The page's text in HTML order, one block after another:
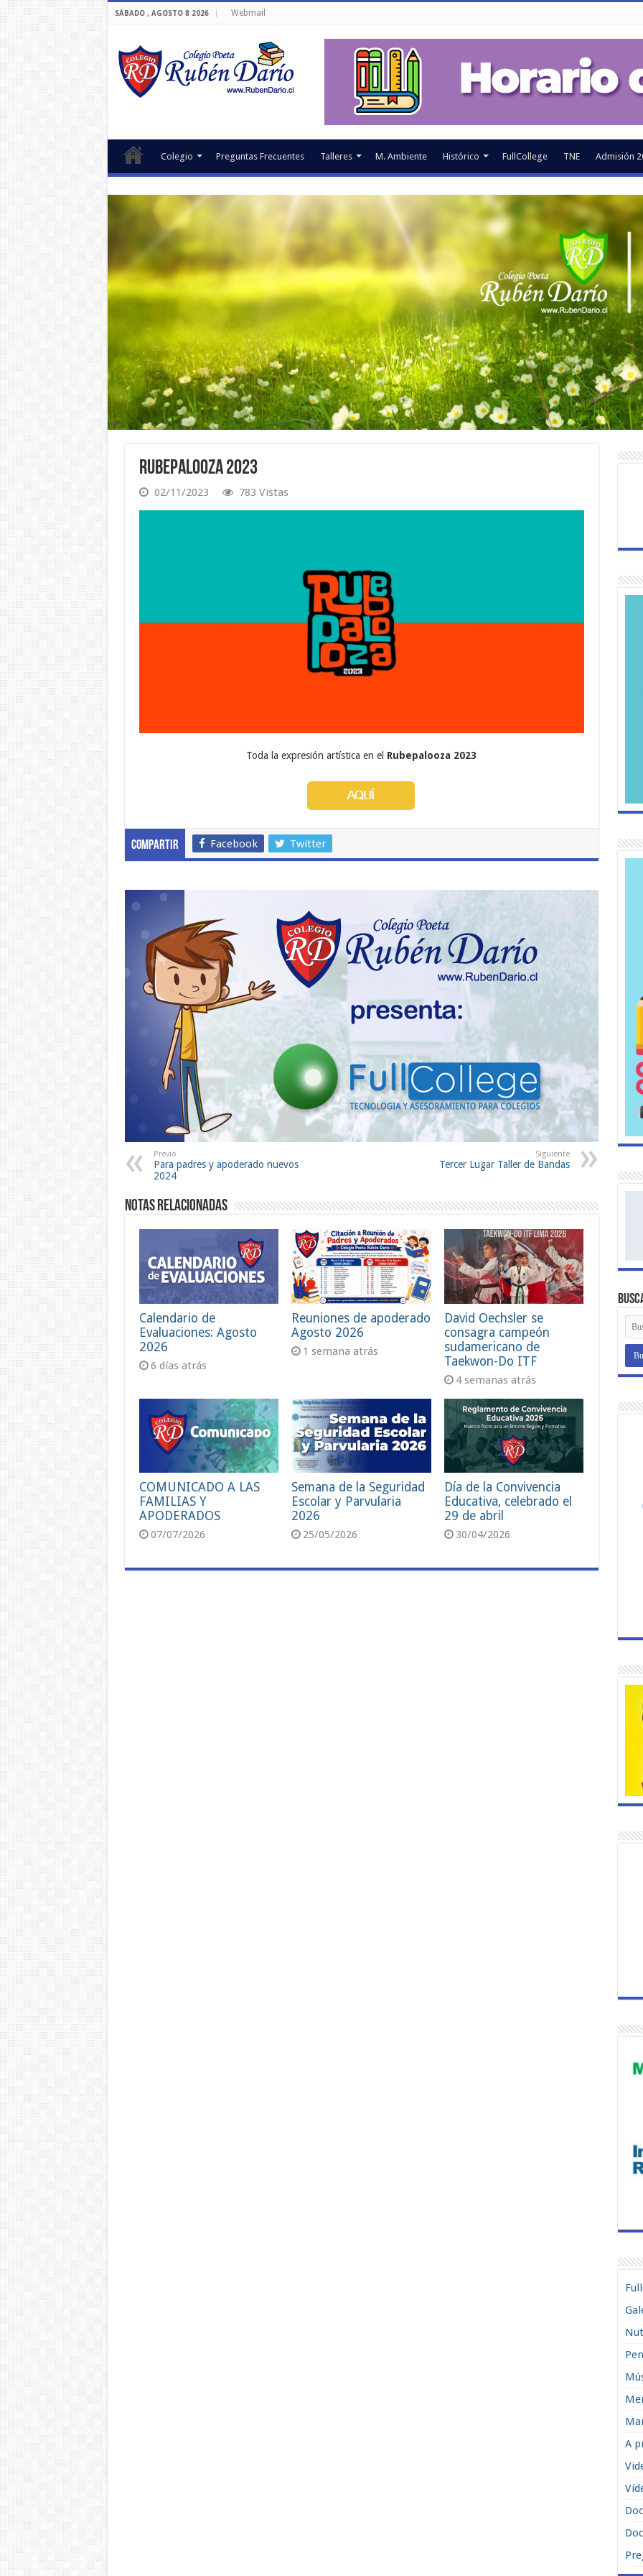
SÁBADO , AGOSTO 8 2026 Webmail
Colegio Preguntas Frecuentes Talleres M. Ambiente Histórico FullCollege TNE Admisión
Rubepalooza 2023
02/11/2023 783 Vistas
Toda la expresión artística en el Rubepalooza 2023
Compartir Facebook Twitter
Previo
Para padres y apoderado nuevos
2024
Siguiente
Tercer Lugar Taller de Bandas
Notas Relacionadas
Calendario de
Evaluaciones: Agosto
2026
6 días atrás
Reuniones de apoderado
Agosto 2026
1 semana atrás
David Oechsler se
consagra campeón
sudamericano de
Taekwon-Do ITF
4 semanas atrás
COMUNICADO A LAS
FAMILIAS Y
APODERADOS
07/07/2026
Semana de la Seguridad
Escolar y Parvularia
2026
25/05/2026
Día de la Convivencia
Educativa, celebrado el
29 de abril
30/04/2026
A